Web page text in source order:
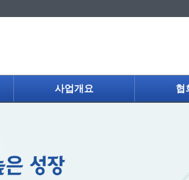
사업개요 협